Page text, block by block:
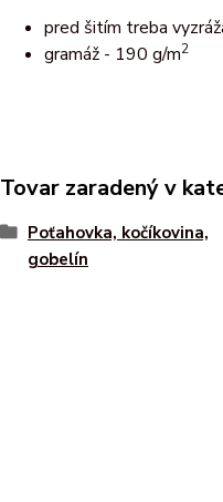
pred šitím treba
gramáž - 190 g/m2
Tovar zaradený v
Poťahovka, kočíkovina,
gobelín